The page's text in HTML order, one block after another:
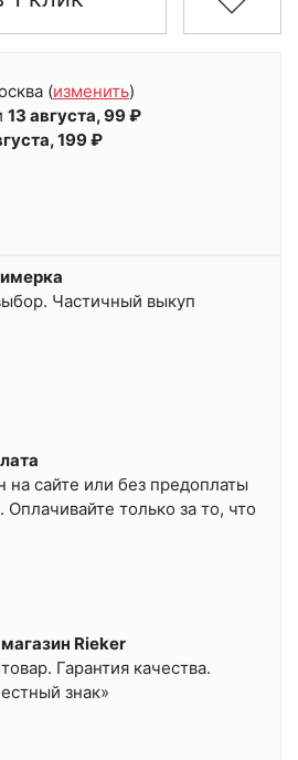
(изменить)
13 августа, 99 ₽
199 ₽
Частичный выкуп
на сайте или без предоплаты
Оплачивайте только за то, что
Rieker
Гарантия качества.
знак»